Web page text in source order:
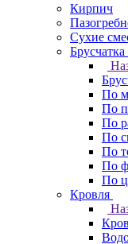
Кирпич
Сухие
Брусчатка
По
По
По
По
По
По
По
Кровля